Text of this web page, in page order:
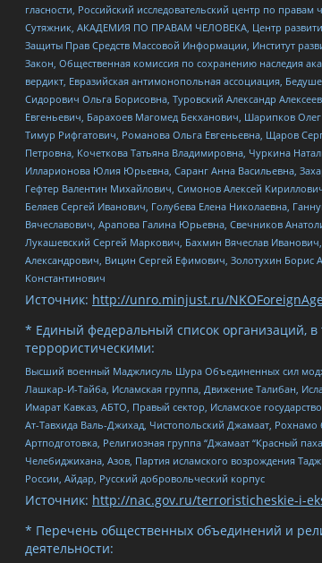
гласности, Российский исследовательский центр по
Сутяжник, АКАДЕМИЯ ПО ПРАВАМ ЧЕЛОВЕКА, Центр развития
Защиты Прав Средств Массовой Информации, Институт
Закон, Общественная комиссия по сохранению наследия
вердикт, Евразийская антимонопольная ассоциация,
Сидорович Ольга Борисовна, Туровский Александр
Евгеньевич, Барахоев Магомед Бекханович, Шарипков
Тимур Рифгатович, Романова Ольга Евгеньевна, Щаров
Петровна, Кочеткова Татьяна Владимировна, Чуркина
Илларионова Юлия Юрьевна, Саранг Анна Васильевна,
Гефтер Валентин Михайлович, Симонов Алексей
Беляев Сергей Иванович, Голубева Елена Николаевна,
Вячеславович, Арапова Галина Юрьевна, Свечников
Лукашевский Сергей Маркович, Бахмин Вячеслав
Александрович, Вицин Сергей Ефимович, Золотухин
Константинович
Источник: http://unro.minjust.ru/
* Единый федеральный список организаций, в
террористическими:
Высший военный Маджлисуль Шура Объединенных сил
Лашкар-И-Тайба, Исламская группа, Движение Талибан,
Имарат Кавказ, АБТО, Правый сектор, Исламское
Ат-Тавхида Валь-Джихад, Чистопольский Джамаат,
Артподготовка, Религиозная группа “Джамаат “Красный
Челебиджихана, Азов, Партия исламского возрождения
России, Айдар, Русский добровольческий корпус
Источник: http://nac.gov.ru/terroristicheskie-i-
* Перечень общественных объединений и
деятельности: